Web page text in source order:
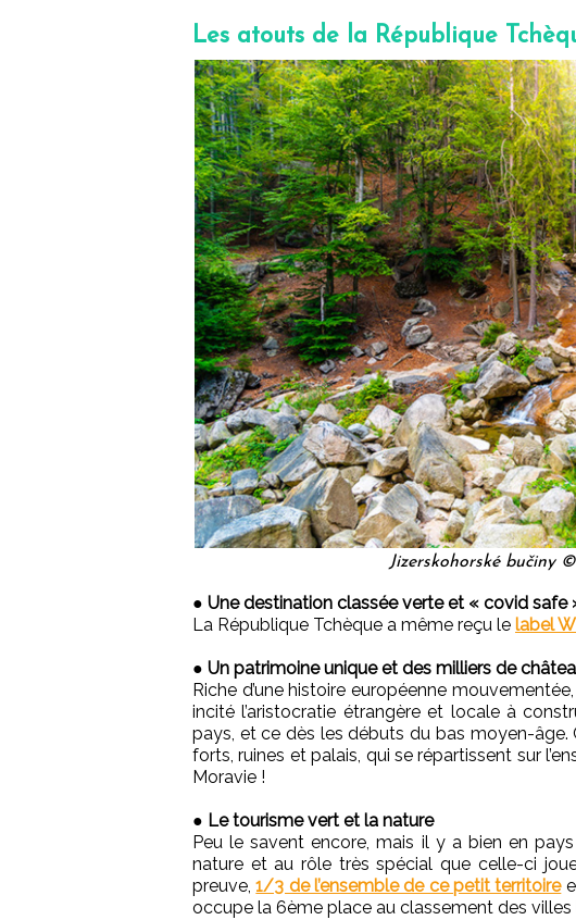
Les atouts de la République
Jizerskohorské bučiny
● Une destination classée verte et « covid safe
La République Tchèque a même reçu le label
● Un patrimoine unique et des milliers de
Riche d’une histoire européenne
incité l’aristocratie étrangère et locale à
pays, et ce dès les débuts du bas moyen-âge.
forts, ruines et palais, qui se répartissent sur
Moravie !
● Le tourisme vert et la nature
Peu le savent encore, mais il y a bien en
nature et au rôle très spécial que celle-ci
preuve,1/3 de l’ensemble de ce petit territoire
occupe la 6ème place au classement des